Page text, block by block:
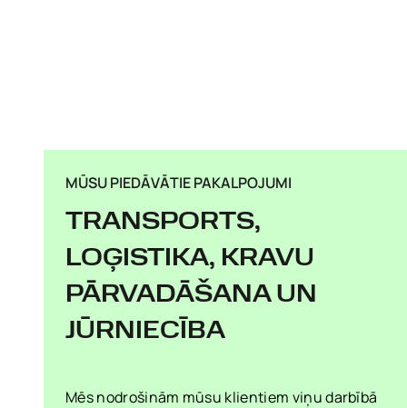
MŪSU PIEDĀVĀTIE PAKALPOJUMI
TRANSPORTS,
LOĢISTIKA, KRAVU
PĀRVADĀŠANA UN
JŪRNIECĪBA
Mēs nodrošinām mūsu klientiem viņu darbībā